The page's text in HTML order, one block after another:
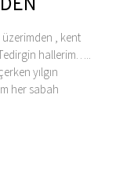
üzerimden , kent
hallerim…..
yılgın
her sabah